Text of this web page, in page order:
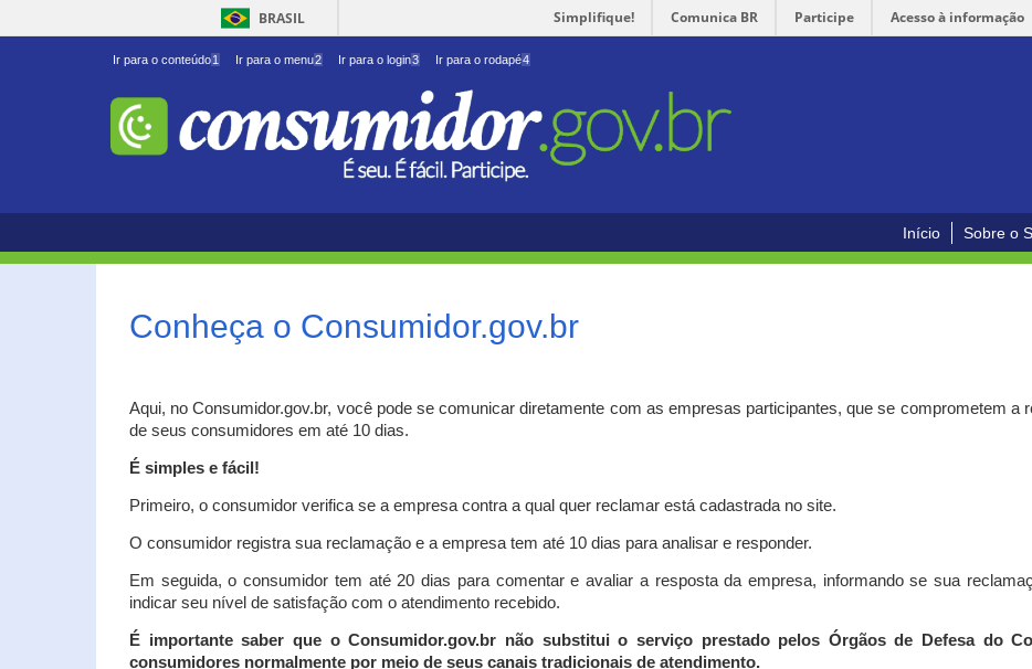
BRASIL Simplifique! Comunica BR Participe Acesso à informação
Ir para o conteúdo1 Ir para o menu2 Ir para o login3 Ir para o rodapé4
Início Sobre o
Conheça o Consumidor.gov.br
Aqui, no Consumidor.gov.br, você pode se comunicar diretamente com as empresas participantes, que se comprometem a
de seus consumidores em até 10 dias.
É simples e fácil!
Primeiro, o consumidor verifica se a empresa contra a qual quer reclamar está cadastrada no site.
O consumidor registra sua reclamação e a empresa tem até 10 dias para analisar e responder.
Em seguida, o consumidor tem até 20 dias para comentar e avaliar a resposta da empresa, informando se sua
indicar seu nível de satisfação com o atendimento recebido.
É importante saber que o Consumidor.gov.br não substitui o serviço prestado pelos Órgãos de Defesa do
consumidores normalmente por meio de seus canais tradicionais de atendimento.